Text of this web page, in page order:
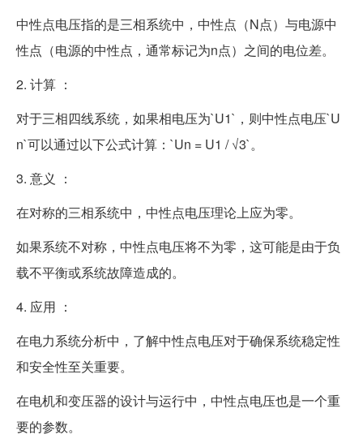
中性点电压指的是三相系统中，中性点（N点）与电源中
性点（电源的中性点，通常标记为n点）之间的电位差。
2. 计算 ：
对于三相四线系统，如果相电压为`U1`，则中性点电压`U
n`可以通过以下公式计算：`Un = U1 / √3`。
3. 意义 ：
在对称的三相系统中，中性点电压理论上应为零。
如果系统不对称，中性点电压将不为零，这可能是由于负
载不平衡或系统故障造成的。
4. 应用 ：
在电力系统分析中，了解中性点电压对于确保系统稳定性
和安全性至关重要。
在电机和变压器的设计与运行中，中性点电压也是一个重
要的参数。